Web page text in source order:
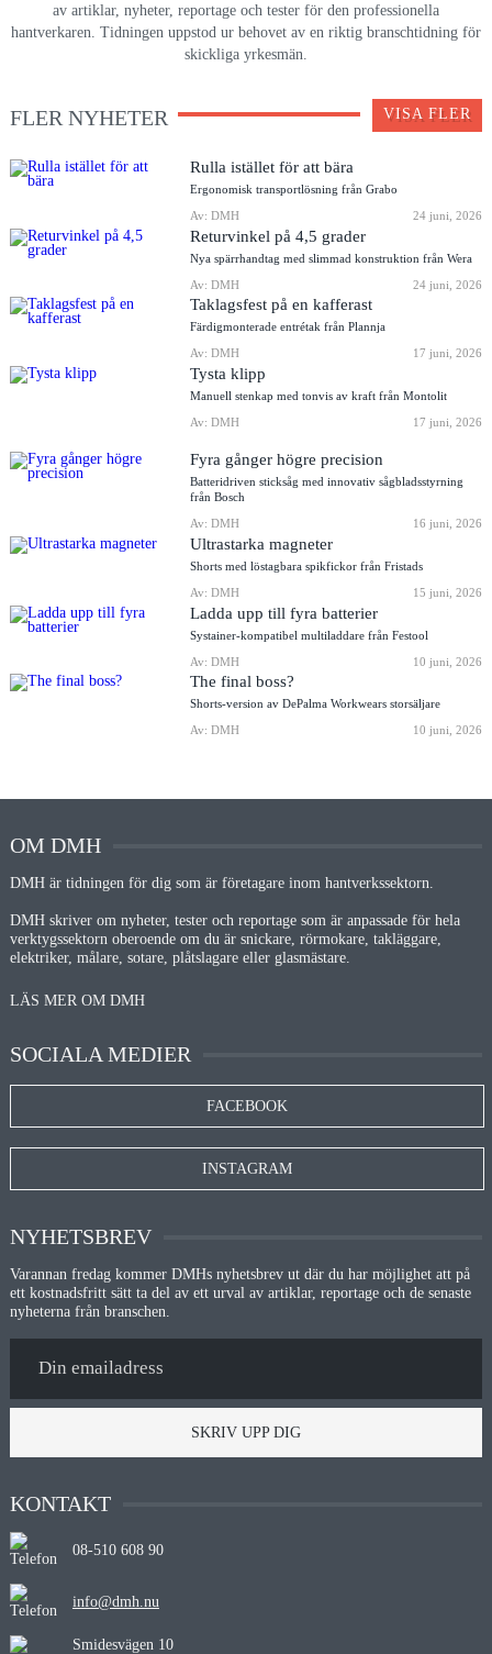
av artiklar, nyheter, reportage och tester för den professionella
hantverkaren. Tidningen uppstod ur behovet av en riktig branschtidning för
skickliga yrkesmän.
FLER NYHETER VISA FLER
Rulla istället för att bära
Ergonomisk transportlösning från Grabo
Av: DMH
24 juni, 2026
Returvinkel på 4,5 grader
Nya spärrhandtag med slimmad konstruktion från Wera
Av: DMH
24 juni, 2026
Taklagsfest på en kafferast
Färdigmonterade entrétak från Plannja
Av: DMH
17 juni, 2026
Tysta klipp
Manuell stenkap med tonvis av kraft från Montolit
Av: DMH
17 juni, 2026
Fyra gånger högre precision
Batteridriven sticksåg med innovativ sågbladsstyrning
från Bosch
Av: DMH
16 juni, 2026
Ultrastarka magneter
Shorts med löstagbara spikfickor från Fristads
Av: DMH
15 juni, 2026
Ladda upp till fyra batterier
Systainer-kompatibel multiladdare från Festool
Av: DMH
10 juni, 2026
The final boss?
Shorts-version av DePalma Workwears storsäljare
Av: DMH
10 juni, 2026
OM DMH
DMH är tidningen för dig som är företagare inom hantverkssektorn.
DMH skriver om nyheter, tester och reportage som är anpassade för hela
verktygssektorn oberoende om du är snickare, rörmokare, takläggare,
elektriker, målare, sotare, plåtslagare eller glasmästare.
LÄS MER OM DMH
SOCIALA MEDIER
FACEBOOK
INSTAGRAM
NYHETSBREV
Varannan fredag kommer DMHs nyhetsbrev ut där du har möjlighet att på
ett kostnadsfritt sätt ta del av ett urval av artiklar, reportage och de senaste
nyheterna från branschen.
SKRIV UPP DIG
KONTAKT
08-510 608 90
info@dmh.nu
Smidesvägen 10